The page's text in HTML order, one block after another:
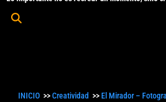
Abrir
INICIO >>Creatividad >> El Mirador –